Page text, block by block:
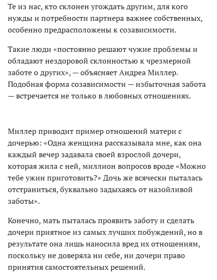
Те из нас, кто склонен угождать другим, для кого
нужды и потребности партнера важнее собственных,
особенно предрасположены к созависимости.
Такие люди «постоянно решают чужие проблемы и
обладают нездоровой склонностью к чрезмерной
заботе о других», — объясняет Андреа Миллер.
Подобная форма созависимости — избыточная забота
— встречается не только в любовных отношениях.
Миллер приводит пример отношений матери с
дочерью: «Одна женщина рассказывала мне, как она
каждый вечер задавала своей взрослой дочери,
которая жила с ней, миллион вопросов вроде «Можно
тебе ужин приготовить?» Дочь же всячески пыталась
отстраниться, буквально задыхаясь от назойливой
заботы».
Конечно, мать пыталась проявить заботу и сделать
дочери приятное из самых лучших побуждений, но в
результате она лишь наносила вред их отношениям,
поскольку не доверяла ни себе, ни дочери право
принятия самостоятельных решений.